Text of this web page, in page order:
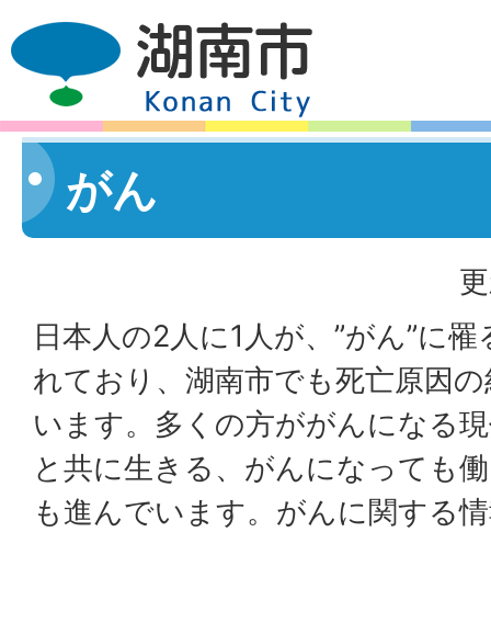
がん
日本人の2人に1人が、”がん”に
れており、湖南市でも死亡原因
います。多くの方ががんになる
と共に生きる、がんになっても
も進んでいます。がんに関する